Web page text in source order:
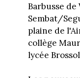
Barbusse
Sembat/
plaine de
collège
lycée